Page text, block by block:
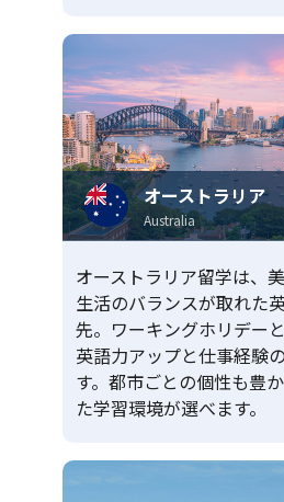
オーストラリア
Australia
オーストラリア留学は、
生活のバランスが取れた
先。ワーキングホリデー
英語力アップと仕事経験
す。都市ごとの個性も豊
た学習環境が選べます。